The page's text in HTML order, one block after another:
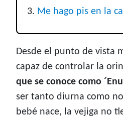
Me hago pis en la
Desde el punto de vista
capaz de controlar la
que se conoce como
ser tanto diurna como
bebé nace, la vejiga no